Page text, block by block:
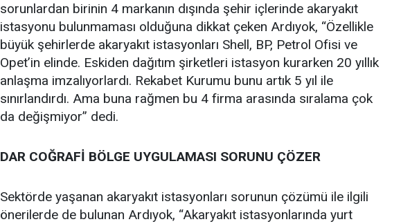
sorunlardan birinin 4 markanın dışında şehir içlerinde akaryakıt
istasyonu bulunmaması olduğuna dikkat çeken Ardıyok, “Özellikle
büyük şehirlerde akaryakıt istasyonları Shell, BP, Petrol Ofisi ve
Opet’in elinde. Eskiden dağıtım şirketleri istasyon kurarken 20 yıllık
anlaşma imzalıyorlardı. Rekabet Kurumu bunu artık 5 yıl ile
sınırlandırdı. Ama buna rağmen bu 4 firma arasında sıralama çok
da değişmiyor” dedi.
DAR COĞRAFİ BÖLGE UYGULAMASI SORUNU ÇÖZER
Sektörde yaşanan akaryakıt istasyonları sorunun çözümü ile ilgili
önerilerde de bulunan Ardıyok, “Akaryakıt istasyonlarında yurt